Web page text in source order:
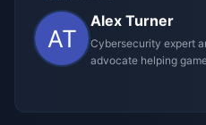
Alex Turner
Cybersecurity expert
advocate helping